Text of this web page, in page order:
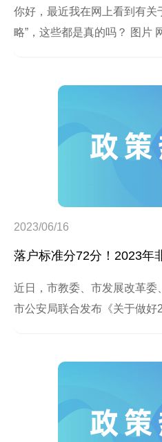
你好，最近我在网上看到有关
略”，这些都是真的吗？ 图片 网上的信息要学会甄别哦，
2023/06/16
近日，市教委、市发展改革委
市公安局联合发布《关于做好
业工作做了全面安排。《通
源毕业生进沪就业落户标准分